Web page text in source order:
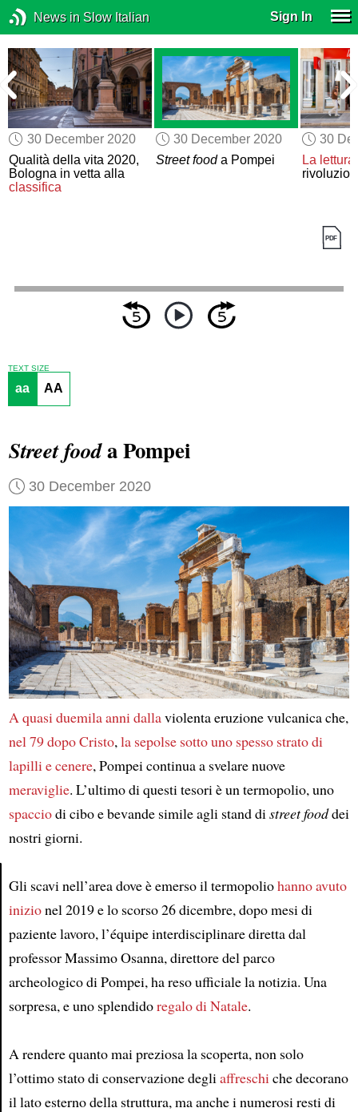
News in Slow Italian Sign In
30 December 2020
Qualità della vita 2020,
Bologna in vetta alla
classifica
30 December 2020
Street fooda Pompei
30
La lettura
Article
TEXT SIZE
aa AA
Street fooda Pompei
30 December 2020
A quasi duemila anni dallaviolenta eruzione vulcanica che,
nel 79 dopo Cristo,la sepolse sotto uno spesso strato di
lapilli e cenere, Pompei continua a svelare nuove
meraviglie. L’ultimo di questi tesori è un termopolio, uno
spacciodi cibo e bevande simile agli stand distreet fooddei
nostri giorni.
Gli scavi nell’area dove è emerso il termopoliohanno avuto
inizionel 2019 e lo scorso 26 dicembre, dopo mesi di
paziente lavoro, l’équipe interdisciplinare diretta dal
professor Massimo Osanna, direttore del parco
archeologico di Pompei, ha reso ufficiale la notizia. Una
sorpresa, e uno splendidoregalo di Natale.
A rendere quanto mai preziosa la scoperta, non solo
l’ottimo stato di conservazione degliaffreschiche decorano
il lato esterno della struttura, ma anche i numerosi resti di